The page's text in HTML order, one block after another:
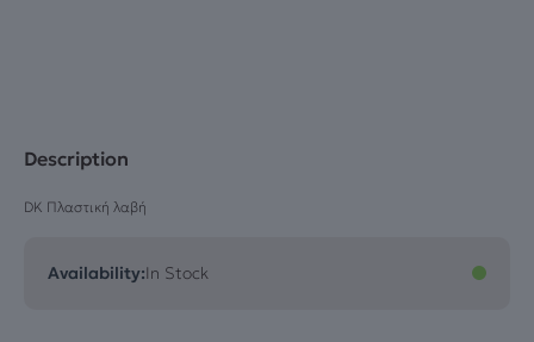
Description
DK Πλαστική λαβή
Availability:In Stock